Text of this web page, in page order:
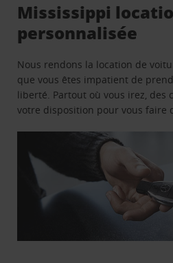
Mississippi
personnalisée
Nous rendons la location de
que vous êtes impatient de
liberté. Partout où vous irez, des
votre disposition pour vous faire